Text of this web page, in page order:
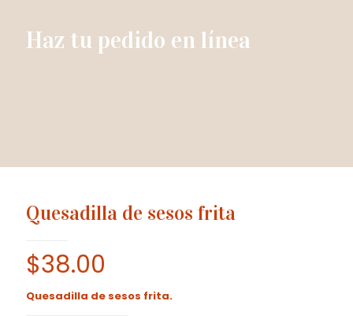
Haz tu pedido en línea
Quesadilla de sesos frita
$38.00
Quesadilla de sesos frita.